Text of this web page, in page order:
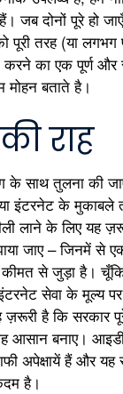
जब दोनों पूरे हो
पूरी तरह (या लगभग
करने का एक पूर्ण और
मोहन बताते है।
राह
के साथ तुलना की
इंटरनेट के मुकाबले
लाने के लिए यह
जाए – जिनमें से
से जुड़ा है।
सेवा के मूल्य
ज़रूरी है कि सरकार
आसान बनाए।
अपेक्षायें हैं और यह
है।